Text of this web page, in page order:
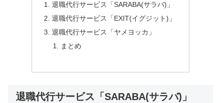
退職代行サービス「SARABA(サラバ)」
退職代行サービス「EXIT(イグジット)」
退職代行サービス「ヤメヨッカ」
まとめ
退職代行サービス「SARABA(サラバ)」